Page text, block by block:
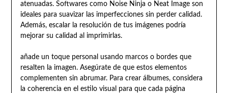
atenuadas. Softwares como Noise Ninja o Neat Image son
ideales para suavizar las imperfecciones sin perder calidad.
Además, escalar la resolución de tus imágenes podría
mejorar su calidad al imprimirlas.
añade un toque personal usando marcos o bordes que
resalten la imagen. Asegúrate de que estos elementos
complementen sin abrumar. Para crear álbumes, considera
la coherencia en el estilo visual para que cada página